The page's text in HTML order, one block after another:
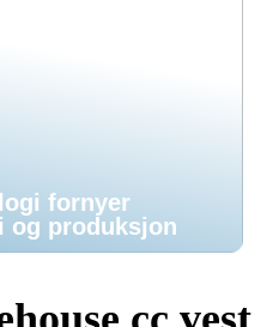
fornyer
og produksjon